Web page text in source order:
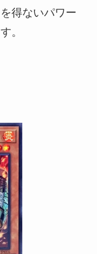
得ないパワー
。